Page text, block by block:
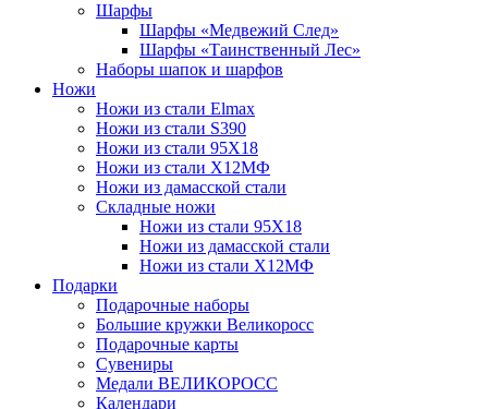
Шарфы
Шарфы «Медвежий След»
Шарфы «Таинственный Лес»
Наборы шапок и шарфов
Ножи
Ножи из стали Elmax
Ножи из стали S390
Ножи из стали 95X18
Ножи из стали Х12МФ
Ножи из дамасской стали
Складные ножи
Ножи из стали 95X18
Ножи из дамасской стали
Ножи из стали Х12МФ
Подарки
Подарочные наборы
Большие кружки Великоросс
Подарочные карты
Сувениры
Медали ВЕЛИКОРОСС
Календари